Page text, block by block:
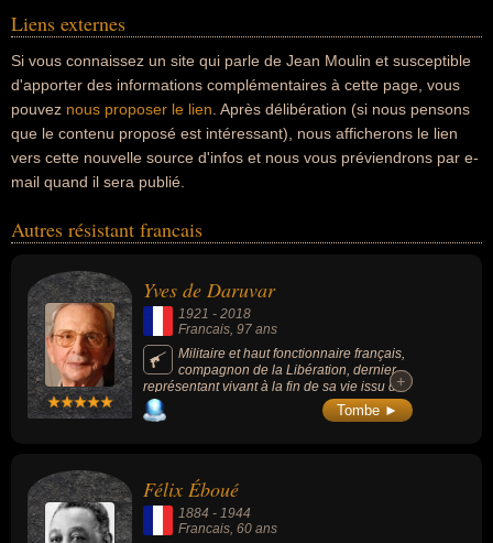
Liens externes
Si vous connaissez un site qui parle de Jean Moulin et susceptible
d'apporter des informations complémentaires à cette page, vous
pouvez nous proposer le lien . Après délibération (si nous pensons
que le contenu proposé est intéressant), nous afficherons le lien
vers cette nouvelle source d'infos et nous vous préviendrons par e-
mail quand il sera publié.
Autres résistant francais
Yves de Daruvar
1921 - 2018
Francais, 97 ans
Militaire et haut fonctionnaire français,
compagnon de la Libération, dernier
représentant vivant à la fin de sa vie issu de
2e Division blindée du général Leclerc. A sa
mort, il ne reste que 5 compagnons de la
+
+
Tombe ►
Félix Éboué
1884 - 1944
Francais , 60 ans